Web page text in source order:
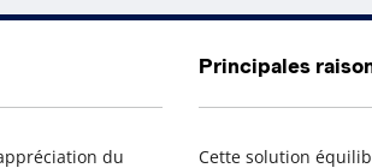
du
Principales
Cette solution